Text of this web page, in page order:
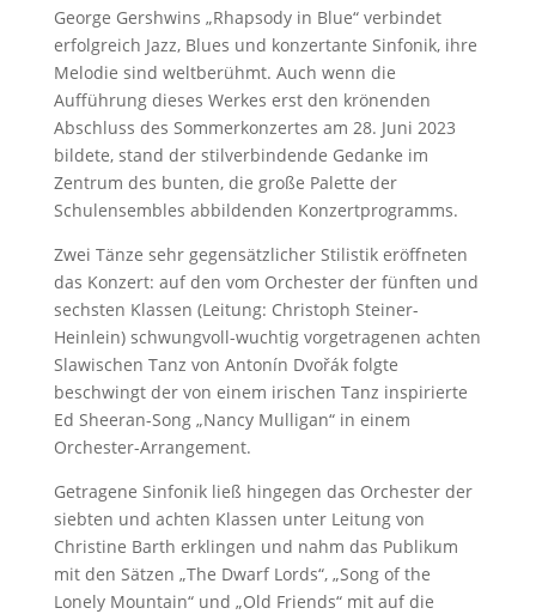
George Gershwins „Rhapsody in Blue“ verbindet
erfolgreich Jazz, Blues und konzertante Sinfonik, ihre
Melodie sind weltberühmt. Auch wenn die
Aufführung dieses Werkes erst den krönenden
Abschluss des Sommerkonzertes am 28. Juni 2023
bildete, stand der stilverbindende Gedanke im
Zentrum des bunten, die große Palette der
Schulensembles abbildenden Konzertprogramms.
Zwei Tänze sehr gegensätzlicher Stilistik eröffneten
das Konzert: auf den vom Orchester der fünften und
sechsten Klassen (Leitung: Christoph Steiner-
Heinlein) schwungvoll-wuchtig vorgetragenen achten
Slawischen Tanz von Antonín Dvořák folgte
beschwingt der von einem irischen Tanz inspirierte
Ed Sheeran-Song „Nancy Mulligan“ in einem
Orchester-Arrangement.
Getragene Sinfonik ließ hingegen das Orchester der
siebten und achten Klassen unter Leitung von
Christine Barth erklingen und nahm das Publikum
mit den Sätzen „The Dwarf Lords“, „Song of the
Lonely Mountain“ und „Old Friends“ mit auf die